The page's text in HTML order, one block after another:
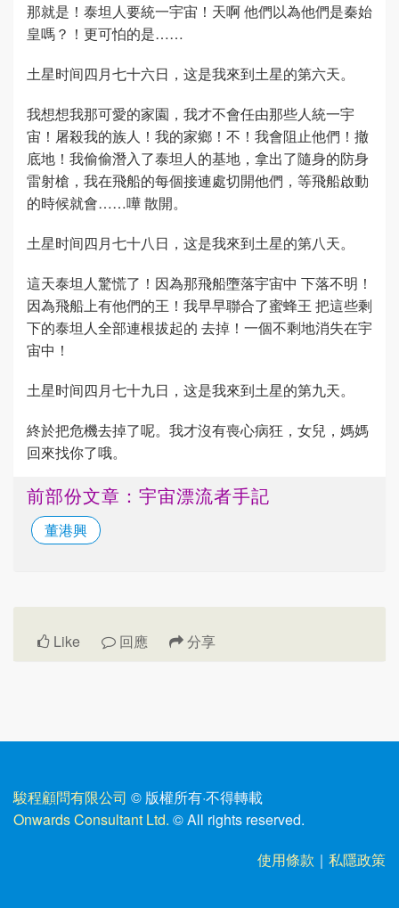
那就是！泰坦人要統一宇宙！天啊 他們以為他們是秦始
皇嗎？！更可怕的是……
土星时间四月七十六日，这是我來到土星的第六天。
我想想我那可愛的家園，我才不會任由那些人統一宇
宙！屠殺我的族人！我的家鄉！不！我會阻止他們！撤
底地！我偷偷潛入了泰坦人的基地，拿出了隨身的防身
雷射槍，我在飛船的每個接連處切開他們，等飛船啟動
的時候就會……嘩 散開。
土星时间四月七十八日，这是我來到土星的第八天。
這天泰坦人驚慌了！因為那飛船墮落宇宙中 下落不明！
因為飛船上有他們的王！我早早聯合了蜜蜂王 把這些剩
下的泰坦人全部連根拔起的 去掉！一個不剩地消失在宇
宙中！
土星时间四月七十九日，这是我來到土星的第九天。
終於把危機去掉了呢。我才沒有喪心病狂，女兒，媽媽
回來找你了哦。
前部份文章：宇宙漂流者手記
董港興
Like 回應 分享
駿程顧問有限公司 © 版權所有·不得轉載
Onwards Consultant Ltd. © All rights reserved.
使用條款 ｜ 私隱政策